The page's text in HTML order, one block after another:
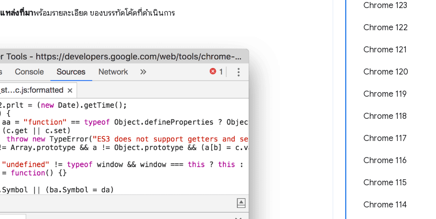
Chrome 123
Chrome 122
Chrome 121
Chrome 120
Chrome 119
Chrome 118
Chrome 117
Chrome 116
Chrome 115
Chrome 114
แหล่งที่มาพร้อมรายละเอียด ของบรรทัดโค้ดที่ดำเนินการ